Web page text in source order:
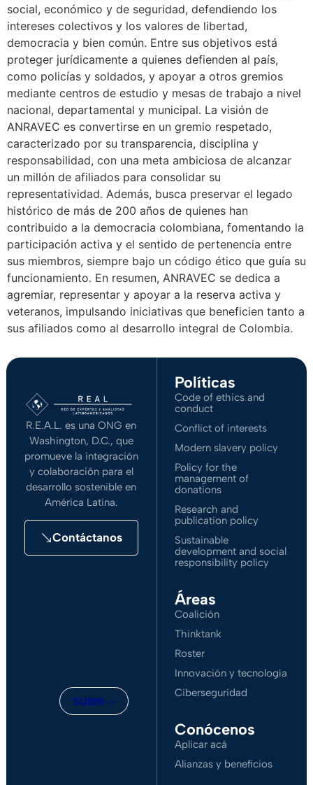
social, económico y de seguridad, defendiendo los
intereses colectivos y los valores de libertad,
democracia y bien común. Entre sus objetivos está
proteger jurídicamente a quienes defienden al país,
como policías y soldados, y apoyar a otros gremios
mediante centros de estudio y mesas de trabajo a nivel
nacional, departamental y municipal. La visión de
ANRAVEC es convertirse en un gremio respetado,
caracterizado por su transparencia, disciplina y
responsabilidad, con una meta ambiciosa de alcanzar
un millón de afiliados para consolidar su
representatividad. Además, busca preservar el legado
histórico de más de 200 años de quienes han
contribuido a la democracia colombiana, fomentando la
participación activa y el sentido de pertenencia entre
sus miembros, siempre bajo un código ético que guía su
funcionamiento. En resumen, ANRAVEC se dedica a
agremiar, representar y apoyar a la reserva activa y
veteranos, impulsando iniciativas que beneficien tanto a
sus afiliados como al desarrollo integral de Colombia.
R.E.A.L. es una ONG en
Washington, D.C., que
promueve la integración
y colaboración para el
desarrollo sostenible en
América Latina.
Contáctanos
Políticas
Code of ethics and
conduct
Conflict of interests
Modern slavery policy
Policy for the
management of
donations
Research and
publication policy
Sustainable
development and social
responsibility policy
Áreas
Coalición
Thinktank
Roster
Innovación y tecnología
Ciberseguridad
Conócenos
Aplicar acá
Alianzas y beneficios
SUBIR